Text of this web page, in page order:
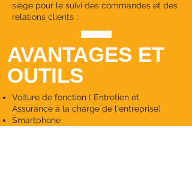
siège pour le suivi des commandes et des
relations clients ;
AVANTAGES ET
OUTILS
Voiture de fonction ( Entretien et
Assurance à la charge de l'entreprise)
Smartphone